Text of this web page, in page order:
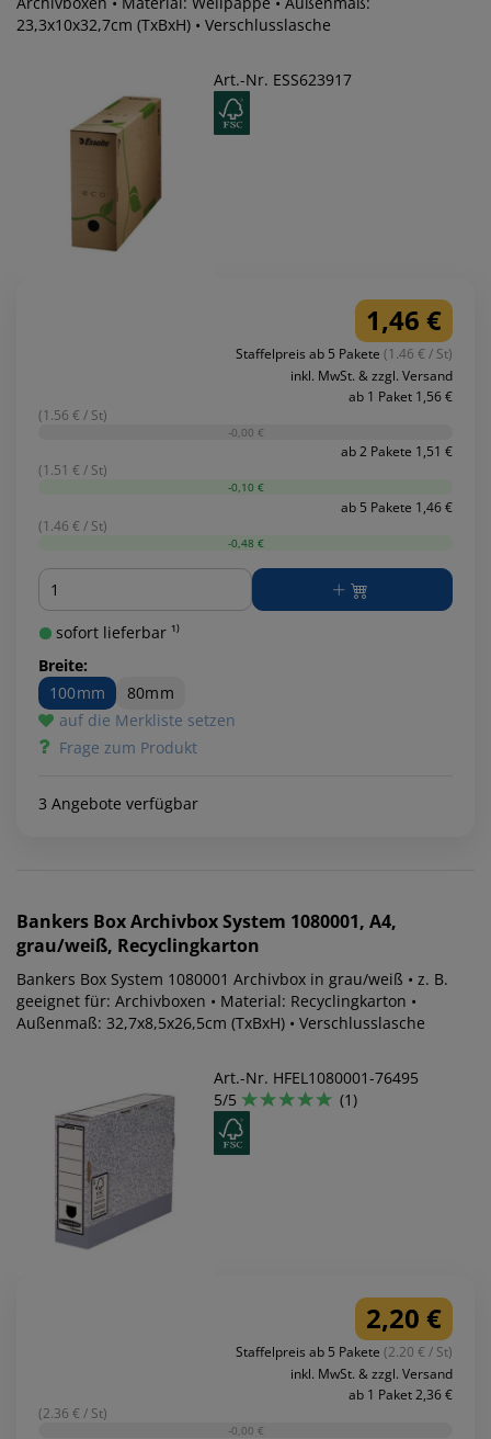
23,3x10x32,7cm (TxBxH) • Verschlusslasche
Art.-Nr. ESS623917
1,46 €
Staffelpreis ab 5 Pakete (1.46 € / St)
inkl. MwSt. & zzgl. Versand
ab 1 Paket 1,56 €
(1.56 € / St)
-0,00 €
ab 2 Pakete 1,51 €
(1.51 € / St)
-0,10 €
ab 5 Pakete 1,46 €
(1.46 € / St)
-0,48 €
Menge
sofort lieferbar ¹⁾
Breite:
100mm
80mm
auf die Merkliste setzen
Frage zum Produkt
3 Angebote verfügbar
Bankers BoxArchivbox System 1080001, A4,
grau/weiß, Recyclingkarton
Bankers Box System 1080001 Archivbox in grau/weiß • z. B.
geeignet für: Archivboxen • Material: Recyclingkarton •
Außenmaß: 32,7x8,5x26,5cm (TxBxH) • Verschlusslasche
Art.-Nr. HFEL1080001-76495
5/5
(1)
2,20 €
Staffelpreis ab 5 Pakete (2.20 € / St)
inkl. MwSt. & zzgl. Versand
ab 1 Paket 2,36 €
(2.36 € / St)
-0,00 €